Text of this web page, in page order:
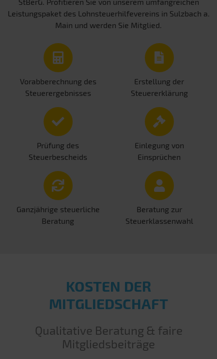
StBerG. Profitieren Sie von unserem umfangreichen
Leistungspaket des Lohnsteuerhilfevereins in Sulzbach a.
Main und werden Sie Mitglied.
Vorabberechnung des
Steuerergebnisses
Erstellung der
Steuererklärung
Prüfung des
Steuerbescheids
Einlegung von
Einsprüchen
Ganzjährige steuerliche
Beratung
Beratung zur
Steuerklassenwahl
KOSTEN DER
MITGLIEDSCHAFT
Qualitative Beratung & faire
Mitgliedsbeiträge